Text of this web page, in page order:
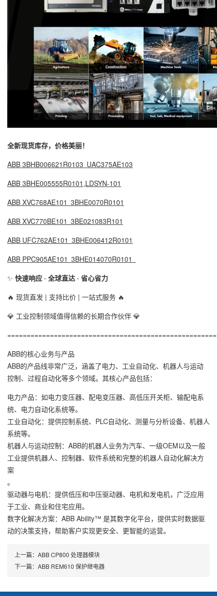
全新现货库存，价格美丽！
ABB 3BHB006621R0103 UAC375AE103
ABB 3BHE005555R0101,LDSYN-101
ABB XVC768AE101 3BHE0070R0101
ABB XVC770BE101 3BE021083R101
ABB UFC762AE101 3BHE006412R0101
ABB PPC905AE101 3BHE014070R0101
✨ 快速响应 · 全球直达 · 省心省力
🔥 现货直发 | 支持比价 | 一站式服务 🔥
💎 工业控制领域值得信赖的长期合作伙伴 💎
ABB的核心业务与产品
ABB的产品线非常广泛，涵盖了电力、工业自动化、机器人与运动
控制、过程自动化等多个领域。其核心产品包括：
电力产品：如电力变压器、配电变压器、高低压开关柜、输配电系
统、电力自动化系统等。
工业自动化：提供控制系统、PLC自动化、测量与分析设备、机器人
系统等。
机器人与运动控制：ABB的机器人业务为汽车、一级OEM以及一般
工业提供机器人、控制器、软件系统和完整的机器人自动化解决方
案
。
驱动器与电机：提供低压和中压驱动器、电机和发电机，广泛应用
于工业、商业和住宅应用。
数字化解决方案：ABB Ability™ 是其数字化平台，提供实时数据驱
动的决策支持，帮助客户实现更安全、更智能的运营。
上一篇： ABB CP800 处理器模块
下一篇： ABB REM610 保护继电器